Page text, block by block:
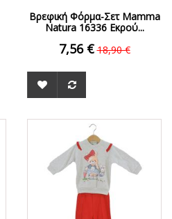
Βρεφική Φόρμα-Σετ Mamma
Natura 16336 Εκρού...
7,56 € 18,90 €